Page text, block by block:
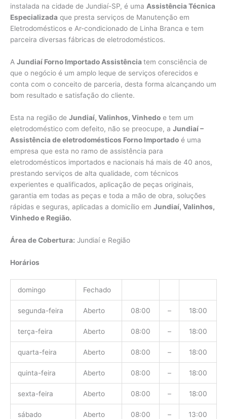
instalada na cidade de Jundiaí-SP, é uma Assistência Técnica
Especializada que presta serviços de Manutenção em
Eletrodomésticos e Ar-condicionado de Linha Branca e tem
parceira diversas fábricas de eletrodomésticos.
A Jundiaí Forno Importado Assistência tem consciência de
que o negócio é um amplo leque de serviços oferecidos e
conta com o conceito de parceria, desta forma alcançando um
bom resultado e satisfação do cliente.
Esta na região de Jundiaí, Valinhos, Vinhedo e tem um
eletrodoméstico com defeito, não se preocupe, a Jundiaí –
Assistência de eletrodomésticos Forno Importado é uma
empresa que esta no ramo de assistência para
eletrodomésticos importados e nacionais há mais de 40 anos,
prestando serviços de alta qualidade, com técnicos
experientes e qualificados, aplicação de peças originais,
garantia em todas as peças e toda a mão de obra, soluções
rápidas e seguras, aplicadas a domicílio em Jundiaí, Valinhos,
Vinhedo e Região.
Área de Cobertura: Jundiaí e Região
Horários
domingo Fechado
segunda-feira Aberto 08:00 – 18:00
terça-feira Aberto 08:00 – 18:00
quarta-feira Aberto 08:00 – 18:00
quinta-feira Aberto 08:00 – 18:00
sexta-feira Aberto 08:00 – 18:00
sábado Aberto 08:00 – 13:00